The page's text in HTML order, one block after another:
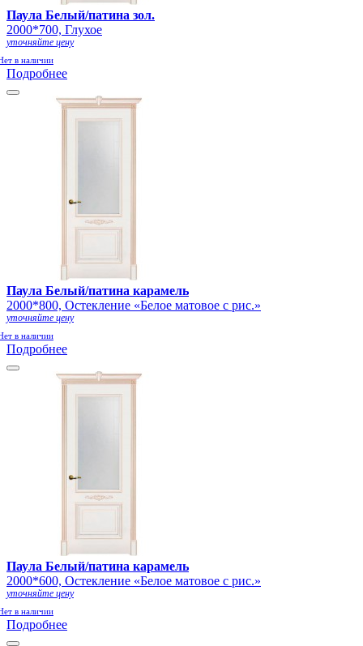
Паула Белый/патина зол.
2000*700, Глухое
уточняйте цену
в наличии
Подробнее
Паула Белый/патина карамель
2000*800, Остекление «Белое матовое с рис.»
уточняйте цену
в наличии
Подробнее
Паула Белый/патина карамель
2000*600, Остекление «Белое матовое с рис.»
уточняйте цену
в наличии
Подробнее